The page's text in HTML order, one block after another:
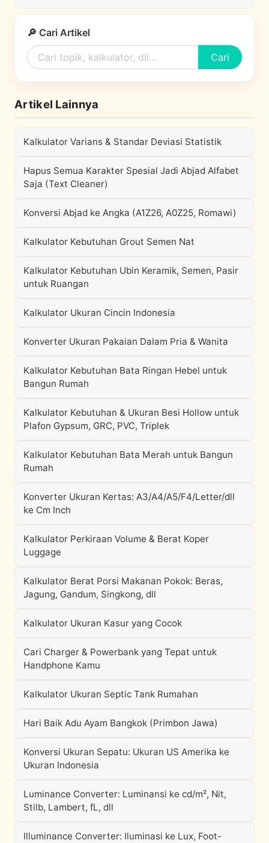
🔎 Cari Artikel
Cari
Artikel Lainnya
Kalkulator Varians & Standar Deviasi Statistik
Hapus Semua Karakter Spesial Jadi Abjad Alfabet
Saja (Text Cleaner)
Konversi Abjad ke Angka (A1Z26, A0Z25, Romawi)
Kalkulator Kebutuhan Grout Semen Nat
Kalkulator Kebutuhan Ubin Keramik, Semen, Pasir
untuk Ruangan
Kalkulator Ukuran Cincin Indonesia
Konverter Ukuran Pakaian Dalam Pria & Wanita
Kalkulator Kebutuhan Bata Ringan Hebel untuk
Bangun Rumah
Kalkulator Kebutuhan & Ukuran Besi Hollow untuk
Plafon Gypsum, GRC, PVC, Triplek
Kalkulator Kebutuhan Bata Merah untuk Bangun
Rumah
Konverter Ukuran Kertas: A3/A4/A5/F4/Letter/dll
ke Cm Inch
Kalkulator Perkiraan Volume & Berat Koper
Luggage
Kalkulator Berat Porsi Makanan Pokok: Beras,
Jagung, Gandum, Singkong, dll
Kalkulator Ukuran Kasur yang Cocok
Cari Charger & Powerbank yang Tepat untuk
Handphone Kamu
Kalkulator Ukuran Septic Tank Rumahan
Hari Baik Adu Ayam Bangkok (Primbon Jawa)
Konversi Ukuran Sepatu: Ukuran US Amerika ke
Ukuran Indonesia
Luminance Converter: Luminansi ke cd/m², Nit,
Stilb, Lambert, fL, dll
Illuminance Converter: Iluminasi ke Lux, Foot-